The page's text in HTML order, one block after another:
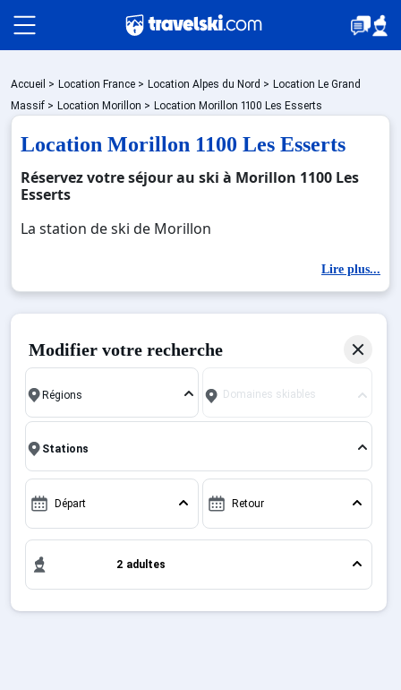
Packages
🚆Train de nuit
Bons plans
Sites CSE & Groupes
Français (FR)
Accueil > Location France > Location Alpes du Nord > Location Le Grand
Massif > Location Morillon > Location Morillon 1100 Les Esserts
Location Morillon 1100 Les Esserts
Réservez votre séjour au ski à Morillon 1100 Les
Esserts
La station de ski de Morillon
Lire plus...
Modifier votre recherche
Domaines skiables
Départ Retour
2 adultes